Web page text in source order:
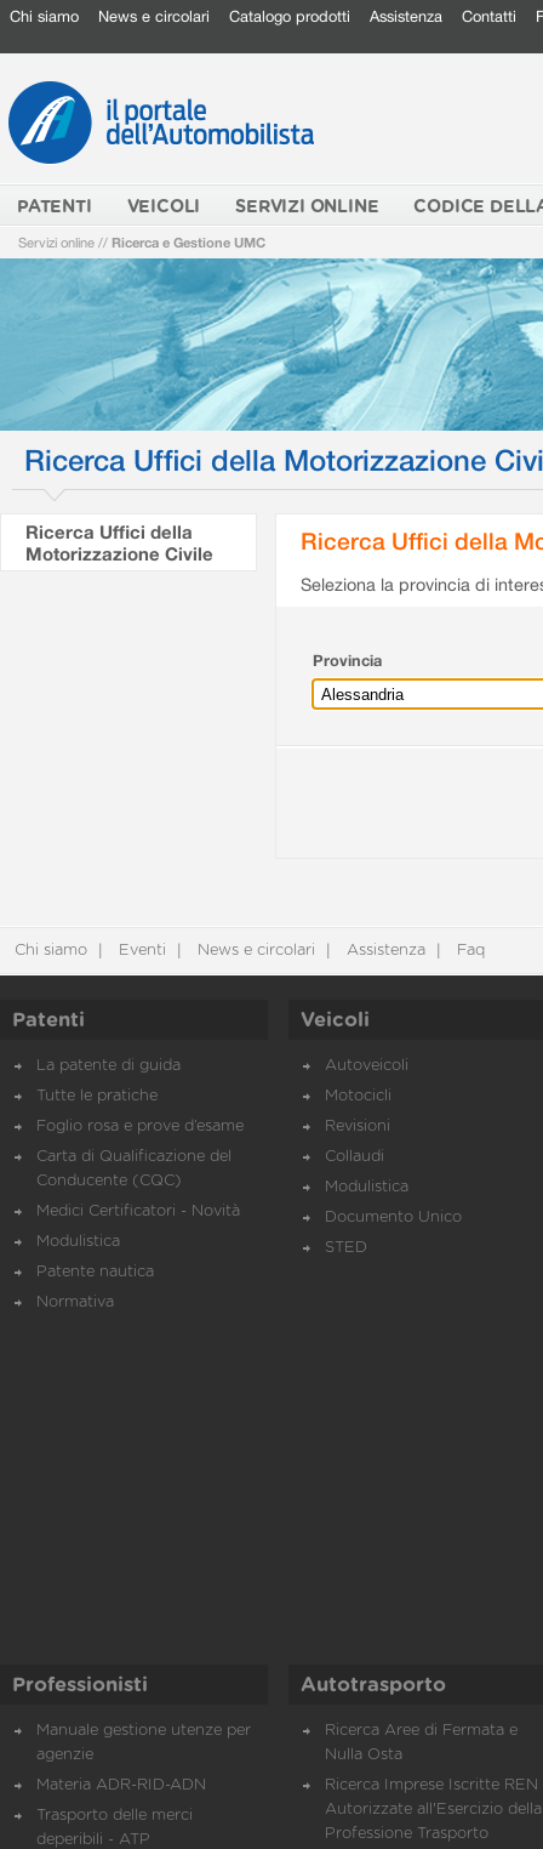
Chi siamo News e circolari Catalogo prodotti Assistenza Contatti
PATENTI VEICOLI SERVIZI ONLINE CODICE
Servizi online // Ricerca e Gestione UMC
Ricerca Uffici della Motorizzazione
Ricerca Uffici della
Motorizzazione Civile
Ricerca Uffici della
Seleziona la provincia di
Provincia
Chi siamo Eventi News e circolari Assistenza Faq
Patenti
La patente di guida
Tutte le pratiche
Foglio rosa e prove d’esame
Carta di Qualificazione del
Conducente (CQC)
Medici Certificatori - Novità
Modulistica
Patente nautica
Normativa
Veicoli
Autoveicoli
Motocicli
Revisioni
Collaudi
Modulistica
Documento Unico
STED
Professionisti
Manuale gestione utenze per
agenzie
Materia ADR-RID-ADN
Trasporto delle merci
deperibili - ATP
Autotrasporto
Ricerca Aree di Fermata e
Nulla Osta
Ricerca Imprese Iscritte REN
Autorizzate all'Esercizio della
Professione Trasporto